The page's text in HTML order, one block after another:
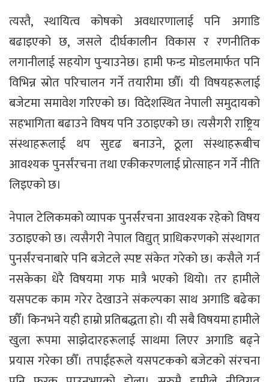
त्यस्तै, स्थायित्व कोषको अवधारणालाई पनि अगाडि
बढाइएको छ, जसले दीर्घकालीन विकास र रणनीतिक
लगानीलाई सहयोग पुर्‍याउनेछ। हामी फन्ड मोडलमार्फत पनि
विभिन्न स्रोत परिचालन गर्ने तयारीमा छौँ। यी विषयहरूलाई
बजेटमा समावेश गरिएको छ। विदेशस्थित नेपाली समुदायको
सहभागिता बढाउने विषय पनि उठाइएको छ। त्यसैगरी राष्ट्रिय
संस्थाहरूलाई थप सुदृढ बनाउने, ठूला संस्थाहरूबीच
आवश्यक पुनर्संरचना तथा एकीकरणलाई प्रोत्साहन गर्ने नीति
लिइएको छ।
नेपाल टेलिकमको व्यापक पुनर्संरचना आवश्यक रहेको विषय
उठाइएको छ। त्यसैगरी नेपाल विद्युत् प्राधिकरणको संस्थागत
पुनर्संरचनाबारे पनि बजेटले स्पष्ट संकेत गरेको छ। कसैले गर्न
नसकेका धेरै विषयमा गफ मात्रै भएको थियो। तर हामीले
यसपटक काम गरेर देखाउने संकल्पका साथ अगाडि बढेका
छौँ। किनभने यही हाम्रो प्रतिबद्धता हो। यी सबै विषयमा हामीले
खुला रूपमा साझेदारहरूलाई साथमा लिएर अगाडि बढ्ने
प्रयास गरेका छौँ। तपाईंहरूले यसपटकको बजेटको संरचना